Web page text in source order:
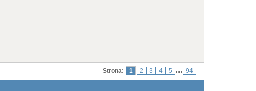
Strona: 1 2 3 4 5 ... 94